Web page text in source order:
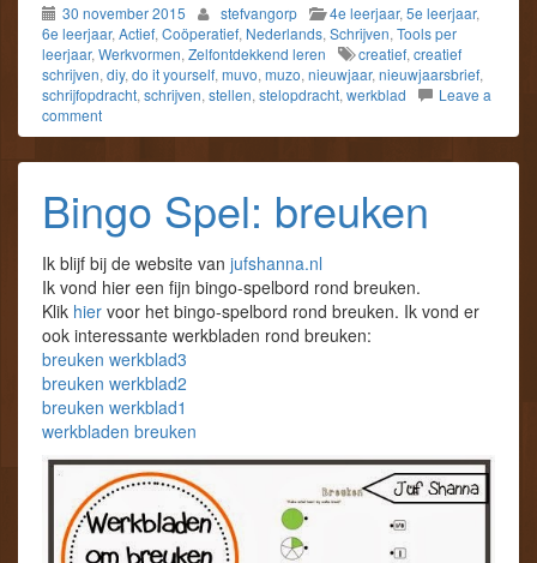
30 november 2015 stefvangorp 4e leerjaar, 5e leerjaar,
6e leerjaar, Actief, Coöperatief, Nederlands, Schrijven, Tools per
leerjaar, Werkvormen, Zelfontdekkend leren creatief, creatief
schrijven, diy, do it yourself, muvo, muzo, nieuwjaar, nieuwjaarsbrief,
schrijfopdracht, schrijven, stellen, stelopdracht, werkblad
Leave a
comment
Bingo Spel: breuken
Ik blijf bij de website van jufshanna.nl
Ik vond hier een fijn bingo-spelbord rond breuken.
Klik hier voor het bingo-spelbord rond breuken. Ik vond er
ook interessante werkbladen rond breuken:
breuken werkblad3
breuken werkblad2
breuken werkblad1
werkbladen breuken